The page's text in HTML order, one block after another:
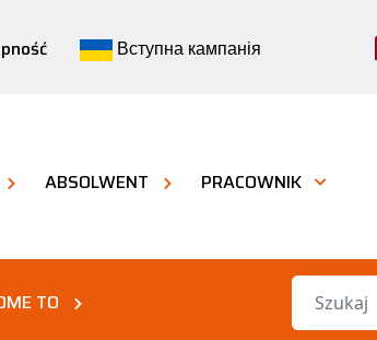
Вступна кампанія
ABSOLWENT PRACOWNIK
TO